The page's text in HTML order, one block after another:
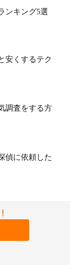
ンキング5選
安くするテク
調査をする方
偵に依頼した